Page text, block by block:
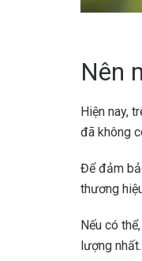
Nên
Hiện nay,
đã không
Để đảm
thương
Nếu có
lượng nhất.